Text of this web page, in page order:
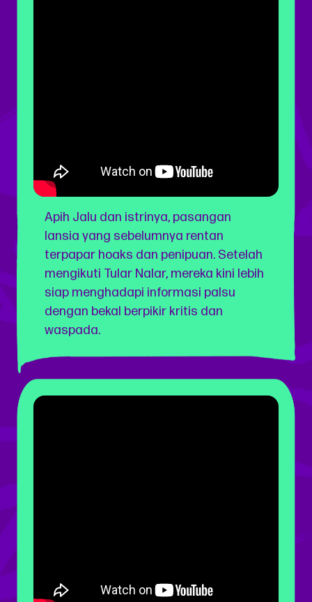
Apih Jalu dan istrinya, pasangan
lansia yang sebelumnya rentan
terpapar hoaks dan penipuan. Setelah
mengikuti Tular Nalar, mereka kini lebih
siap menghadapi informasi palsu
dengan bekal berpikir kritis dan
waspada.